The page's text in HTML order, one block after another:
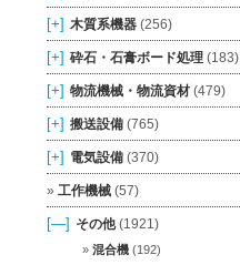
[+] 木質系機器 (256)
[+] 砕石・石膏ボード処理 (183)
[+] 物流機械・物流資材 (479)
[+] 搬送設備 (765)
[+] 電気設備 (370)
工作機械 (57)
[—] その他(1921)
混合機 (192)